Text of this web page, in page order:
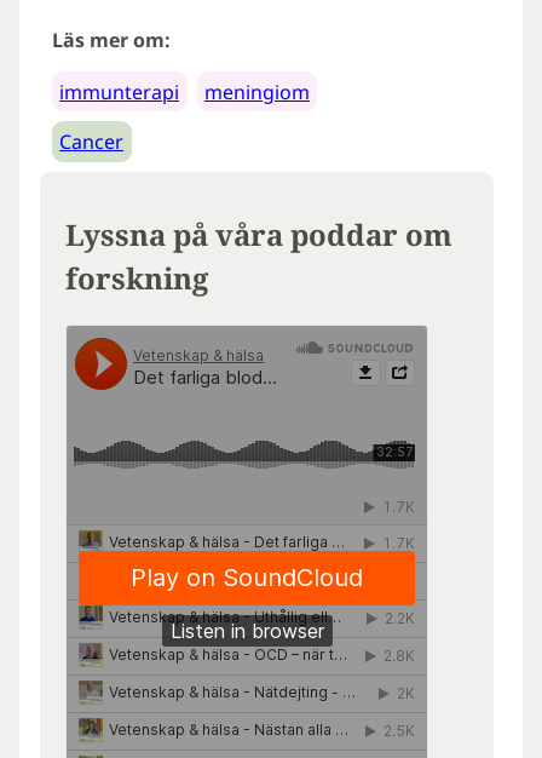
Läs mer om:
immunterapi
meningiom
Cancer
Lyssna på våra poddar om
forskning